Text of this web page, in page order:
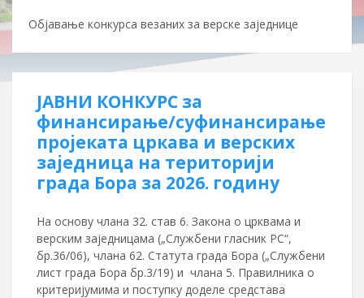
Објавање конкурса везаних за верске заједнице
ЈАВНИ КОНКУРС за
финансирање/суфинансирање
пројеката цркава и верских
заједница на територији
града Бора за 2026. годину
На основу члана 32. став 6. Закона о црквама и
верским заједницама („Службени гласник РС“,
бр.36/06), члана 62. Статута града Бора („Службени
лист града Бора бр.3/19) и члана 5. Правилника о
критеријумима и поступку доделе средстава